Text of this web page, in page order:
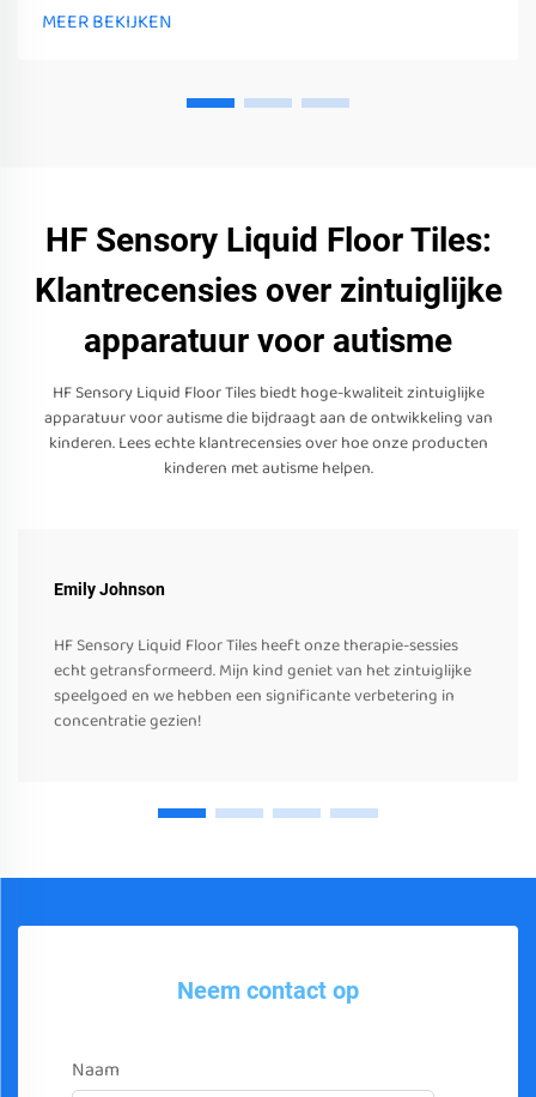
MEER BEKIJKEN
HF Sensory Liquid Floor Tiles:
Klantrecensies over zintuiglijke
apparatuur voor autisme
HF Sensory Liquid Floor Tiles biedt hoge-kwaliteit zintuiglijke
apparatuur voor autisme die bijdraagt aan de ontwikkeling van
kinderen. Lees echte klantrecensies over hoe onze producten
kinderen met autisme helpen.
Emily Johnson
HF Sensory Liquid Floor Tiles heeft onze therapie-sessies
echt getransformeerd. Mijn kind geniet van het zintuiglijke
speelgoed en we hebben een significante verbetering in
concentratie gezien!
Neem contact op
Naam